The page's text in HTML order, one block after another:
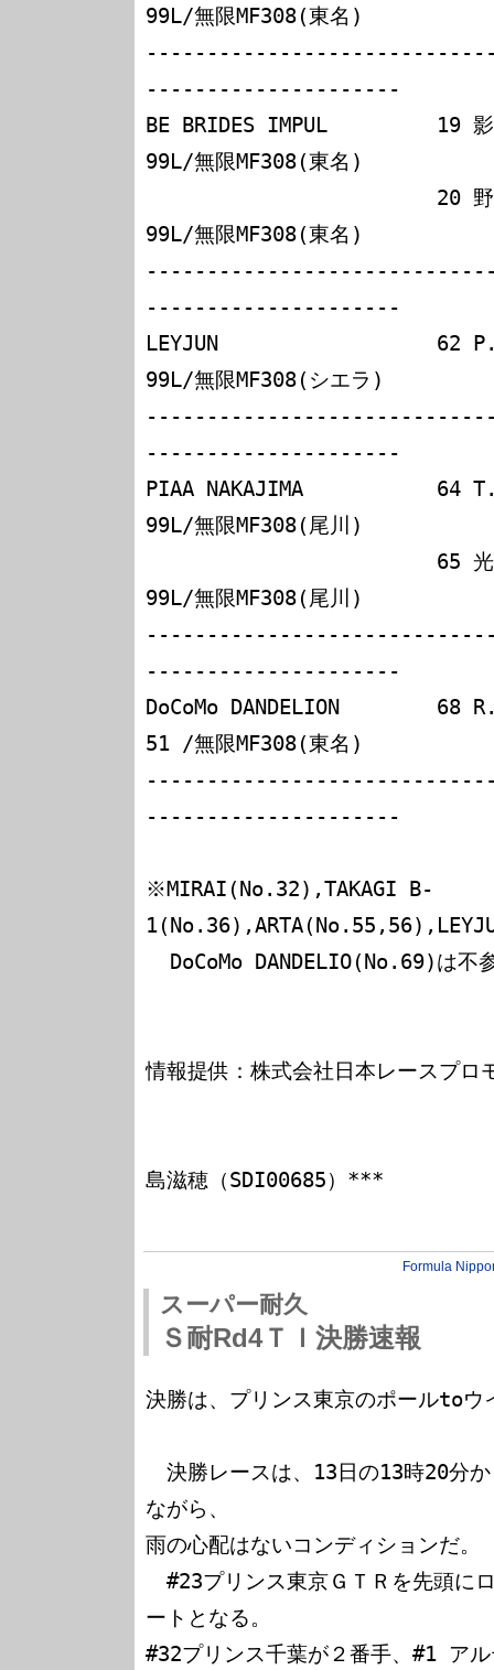
99L/無限MF308(東名)
---------------------
BE BRIDES IMPUL         19
99L/無限MF308(東名)
99L/無限MF308(東名)
---------------------
LEYJUN                  62 P.ダ
99L/無限MF308(シエラ)
---------------------
PIAA NAKAJIMA           64 T.
99L/無限MF308(尾川)
99L/無限MF308(尾川)
---------------------
DoCoMo DANDELION        68
51 /無限MF308(東名)
---------------------
※MIRAI(No.32),TAKAGI B-
情報提供：株式会社日本レースプロ
島滋穂（SDI00685）***
Formula
スーパー耐久
Ｓ耐Rd4ＴＩ決勝速報
決勝は、プリンス東京のポールtoウ
決勝レースは、13日の13時20分
ながら、
雨の心配はないコンディションだ。
#23プリンス東京ＧＴＲを先頭に
ートとなる。
#32プリンス千葉が２番手、#1 ア